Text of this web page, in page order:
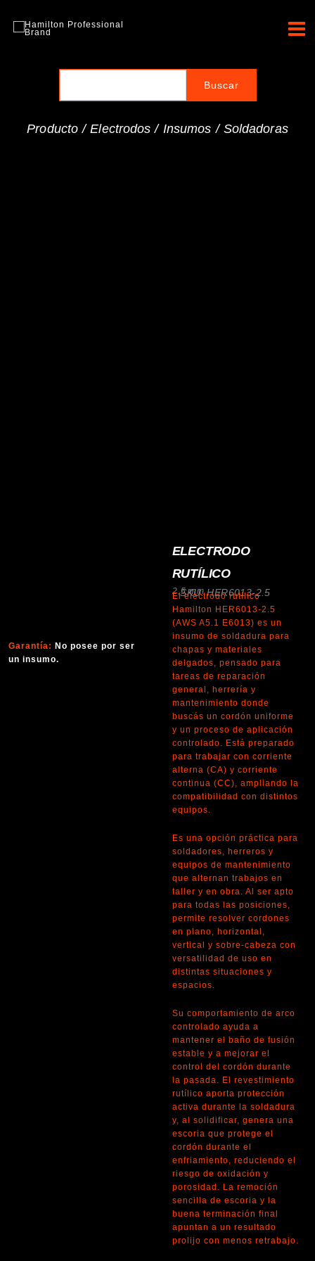
contenido
Producto /Electrodos / Insumos / Soldadoras
Garantía: No posee por ser
un insumo.
ELECTRODO
RUTÍLICO
SKU: HER6013-2.5
2,5 mm
El electrodo rutílico
Hamilton HER6013-2.5
(AWS A5.1 E6013) es un
insumo de soldadura para
chapas y materiales
delgados, pensado para
tareas de reparación
general, herrería y
mantenimiento donde
buscás un cordón uniforme
y un proceso de aplicación
controlado. Está preparado
para trabajar con corriente
alterna (CA) y corriente
continua (CC), ampliando la
compatibilidad con distintos
equipos.
Es una opción práctica para
soldadores, herreros y
equipos de mantenimiento
que alternan trabajos en
taller y en obra. Al ser apto
para todas las posiciones,
permite resolver cordones
en plano, horizontal,
vertical y sobre-cabeza con
versatilidad de uso en
distintas situaciones y
espacios.
Su comportamiento de arco
controlado ayuda a
mantener el baño de fusión
estable y a mejorar el
control del cordón durante
la pasada. El revestimiento
rutílico aporta protección
activa durante la soldadura
y, al solidificar, genera una
escoria que protege el
cordón durante el
enfriamiento, reduciendo el
riesgo de oxidación y
porosidad. La remoción
sencilla de escoria y la
buena terminación final
apuntan a un resultado
prolijo con menos retrabajo.